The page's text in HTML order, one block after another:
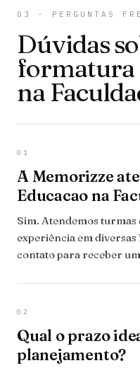
03 · PERGUNTAS
Dúvidas
formatura
na
01
A Memorizze
Educacao na
Sim. Atendemos
experiência em
contato para receber
02
Qual o prazo
planejamento?